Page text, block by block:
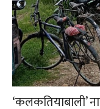
‘कलकतियाबाली’